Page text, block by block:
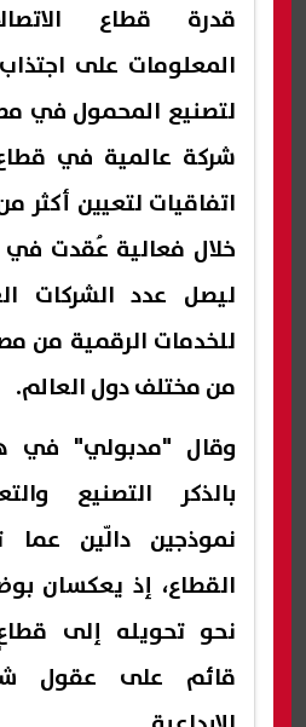
قدرة قطاع
شركة عالمية في
خلال فعالية عُقدت في
ليصل عدد الشركات
من مختلف دول العالم.
وقال "مدبولي" في
بالذكر التصنيع
نموذجين دالّين
القطاع، إذ يعكسان
نحو تحويله إلى
قائم على عقول